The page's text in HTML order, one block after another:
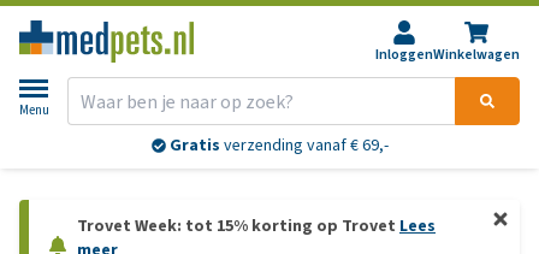
InloggenWinkelwagen
Menu
Gratis verzending vanaf € 69,-
Trovet Week: tot 15% korting op Trovet Lees